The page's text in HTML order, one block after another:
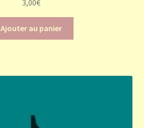
3,00€
Ajouter au panier